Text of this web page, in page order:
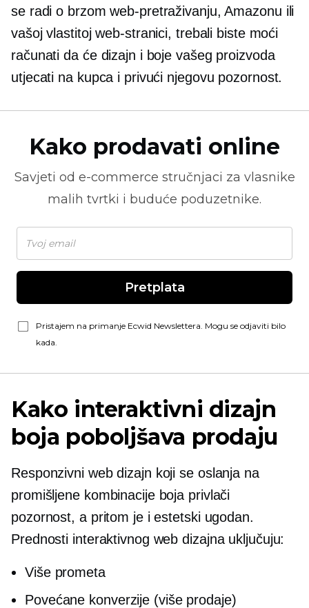
se radi o brzom web-pretraživanju, Amazonu ili
vašoj vlastitoj web-stranici, trebali biste moći
računati da će dizajn i boje vašeg proizvoda
utjecati na kupca i privući njegovu pozornost.
Kako prodavati online
Savjeti od e-commerce stručnjaci za vlasnike
malih tvrtki i buduće poduzetnike.
Pretplata
Pristajem na primanje Ecwid Newslettera. Mogu se odjaviti bilo
kada.
Kako interaktivni dizajn
boja poboljšava prodaju
Responzivni web dizajn koji se oslanja na
promišljene kombinacije boja privlači
pozornost, a pritom je i estetski ugodan.
Prednosti interaktivnog web dizajna uključuju:
Više prometa
Povećane konverzije (više prodaje)